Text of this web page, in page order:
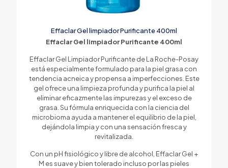
Effaclar Gel limpiador Purificante 400ml
Effaclar Gel limpiador Purificante 400ml
Effaclar Gel Limpiador Purificante de La Roche-Posay
está especialmente formulado para la piel grasa con
tendencia acneica y propensa a imperfecciones. Este
gel ofrece una limpieza profunda y purifica la piel al
eliminar eficazmente las impurezas y el exceso de
grasa. Su fórmula enriquecida con la ciencia del
microbioma ayuda a mantener el equilibrio de la piel,
dejándola limpia y con una sensación fresca y
revitalizada.
Con un pH fisiológico y libre de alcohol, Effaclar Gel +
M es suave y bien tolerado incluso por las pieles